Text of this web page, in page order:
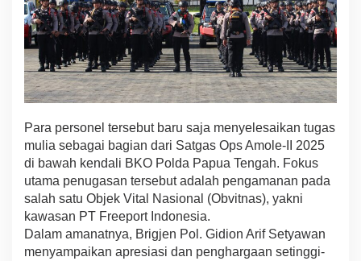
s
a
n
a
t
g
s
m
o
l
e
I
d
i
Para personel tersebut baru saja menyelesaikan tugas
mulia sebagai bagian dari Satgas Ops Amole-II 2025
di bawah kendali BKO Polda Papua Tengah. Fokus
utama penugasan tersebut adalah pengamanan pada
salah satu Objek Vital Nasional (Obvitnas), yakni
kawasan PT Freeport Indonesia.
Dalam amanatnya, Brigjen Pol. Gidion Arif Setyawan
menyampaikan apresiasi dan penghargaan setinggi-